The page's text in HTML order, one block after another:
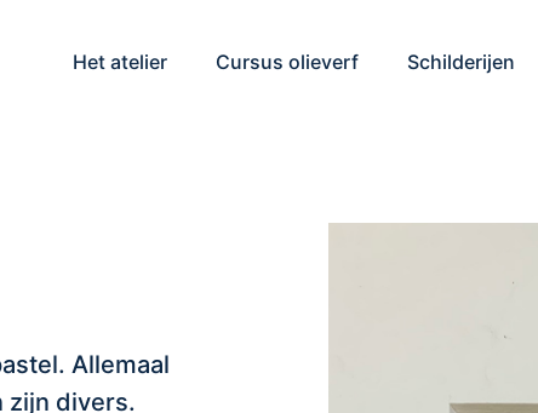
Het atelier Cursus olieverf Schilderijen
Allemaal
zijn divers.